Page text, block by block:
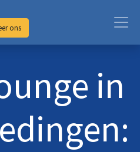
ons
in